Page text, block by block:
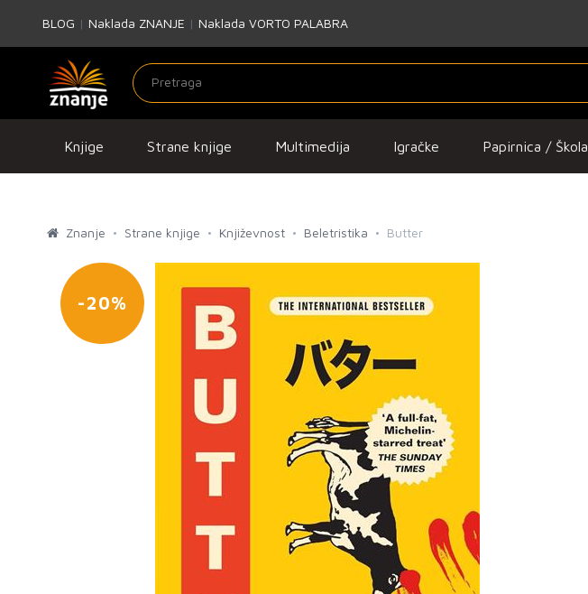
BLOG | Naklada ZNANJE | Naklada VORTO PALABRA
Knjige Strane knjige Multimedija Igračke Papirnica / Škola
Znanje Strane knjige Književnost Beletristika Butter
-20%